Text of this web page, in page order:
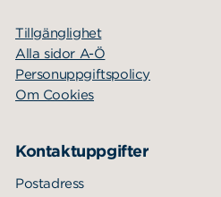
Tillgänglighet
Alla sidor A-Ö
Personuppgiftspolicy
Om Cookies
Kontaktuppgifter
Postadress